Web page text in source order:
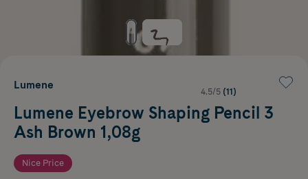
Lumene
4.5/5 (11)
Lumene Eyebrow Shaping Pencil 3
Ash Brown 1,08g
Nice Price